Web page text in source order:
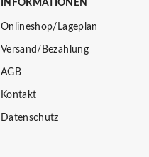
INFORMATIONEN
Onlineshop/Lageplan
Versand/Bezahlung
AGB
Kontakt
Datenschutz